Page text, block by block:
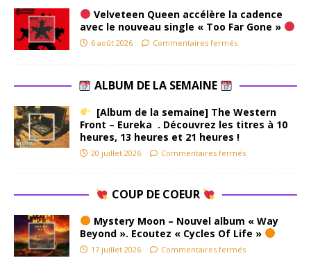
Velveteen Queen accélère la cadence
avec le nouveau single « Too Far Gone »
6 août 2026 Commentaires fermés
ALBUM DE LA SEMAINE
[Album de la semaine] The Western
Front – Eureka . Découvrez les titres à 10
heures, 13 heures et 21 heures !
20 juillet 2026 Commentaires fermés
COUP DE COEUR
Mystery Moon – Nouvel album « Way
Beyond ». Ecoutez « Cycles Of Life »
17 juillet 2026 Commentaires fermés